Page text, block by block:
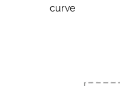
curve